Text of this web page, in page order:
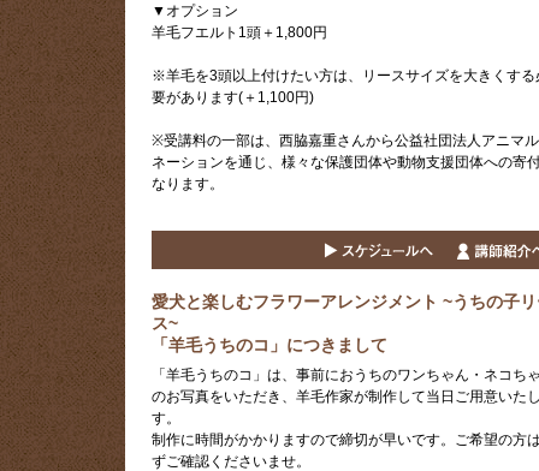
▼オプション
羊毛フエルト1頭＋1,800円
※羊毛を3頭以上付けたい方は、リースサイズを大きくする
要があります(＋1,100円)
※受講料の一部は、西脇嘉重さんから公益社団法人アニマ
ネーションを通じ、様々な保護団体や動物支援団体への寄
なります。
愛犬と楽しむフラワーアレンジメント ~うちの子
ス~
「羊毛うちのコ」につきまして
「羊毛うちのコ」は、事前におうちのワンちゃん・ネコち
のお写真をいただき、羊毛作家が制作して当日ご用意いた
す。
制作に時間がかかりますので締切が早いです。ご希望の方
ずご確認くださいませ。